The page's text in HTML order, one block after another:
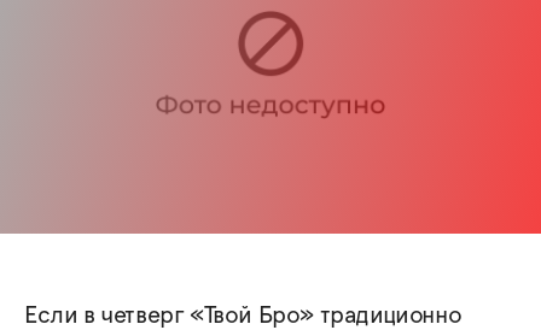
Если в четверг «Твой Бро» традиционно